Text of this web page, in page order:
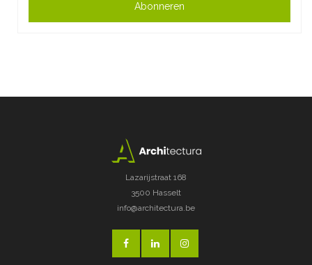
Abonneren
Lazarijstraat 168
3500 Hasselt
info@architectura.be